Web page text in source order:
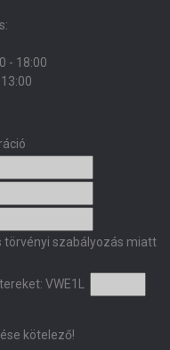
- 18:00
törvényi szabályozás miatt
VWE1L
kötelező!